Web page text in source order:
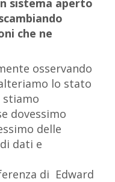
sistema aperto
che ne
osservando
lo stato
dovessimo
delle
dati e
di Edward